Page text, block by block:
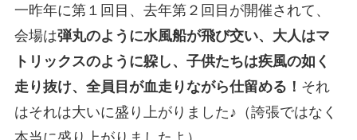
一昨年に第１回目、去年第２回目が開催されて、
会場は弾丸のように水風船が飛び交い、大人はマ
トリックスのように躱し、子供たちは疾風の如く
走り抜け、全員目が血走りながら仕留める！ それ
はそれは大いに盛り上がりました♪（誇張ではなく